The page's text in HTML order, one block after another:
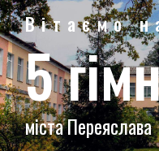
Вітаємо
5
міста Переяслава